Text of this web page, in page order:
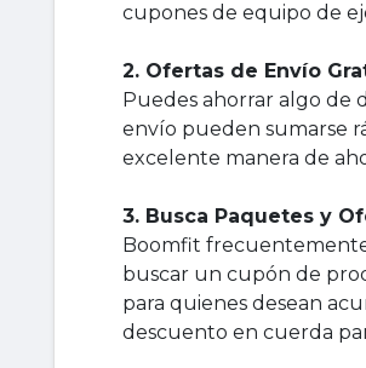
cupones de equipo de
2. Ofertas de Envío
Puedes ahorrar algo de
envío pueden sumarse
excelente manera de
3. Busca Paquetes y
Boomfit frecuentemente
buscar un cupón de
para quienes desean
descuento en cuerda